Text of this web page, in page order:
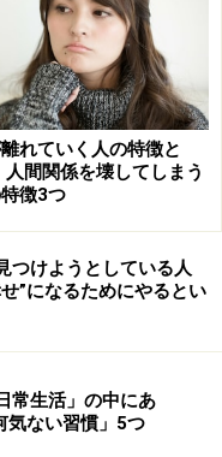
だとしても、束縛が
たり、浮気をいつも
、一緒にいられなく
いて不快感がなく、
人にした方が、「別
ますが、関係は続く
れることを重視した
話、「ド・ストライ
れていく人の特徴と
人間関係を壊してしまう
徴3つ
つけようとしている人
”になるためにやるとい
常生活」の中にあ
気ない習慣」5つ